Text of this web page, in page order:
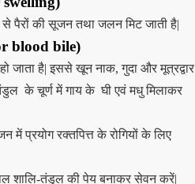
पैरों की सूजन तथा जलन मिट जाती है|
blood bile)
हो जाता है| इससे खून नाक, गुदा और मूत्रद्वार
के चूर्ण में गाय के घी एवं मधु मिलाकर
में प्रयोग रक्तपित्त के रोगियों के लिए
शालि-तंडुल की पेय बनाकर सेवन करें|